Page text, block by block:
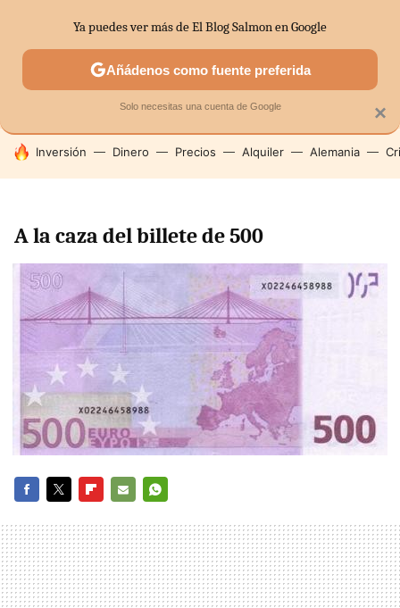
SECTORES ECONOMÍA DOMÉSTICA MERCADOS
HOY SE HABLA DE
Inversión Dinero Precios Alquiler Alemania
A la caza del billete de 500
MAIL
×
Ya puedes ver más de El Blog Salmon en Google
Añádenos como fuente preferida
Solo necesitas una cuenta de Google